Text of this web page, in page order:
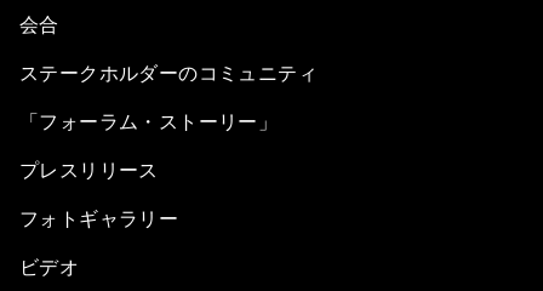
Green, Growth or Both?
Africa Economic Outlook
Forest Whitaker on Saving Lives in South Sudan
会合
ステークホルダーのコミュニティ
「フォーラム・ストーリー」
プレスリリース
フォトギャラリー
ビデオ